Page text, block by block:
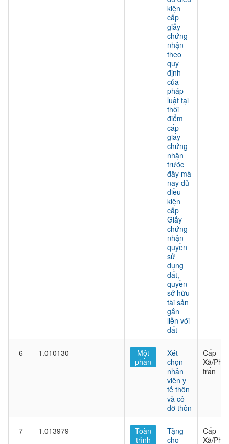
kiện
cấp
giấy
chứng
nhận
theo
quy
định
của
pháp
luật tại
thời
điểm
cấp
giấy
chứng
nhận
trước
đây mà
nay đủ
điều
kiện
cấp
Giấy
chứng
nhận
quyền
sử
dụng
đất,
quyền
sở hữu
tài sản
gắn
liền với
đất
6 1.010130
Một
phần
Xét
chọn
nhân
viên y
tế thôn
và cô
đỡ thôn
Cấp
Xã/
trấn
7 1.013979
Toàn
trình
Tặng
cho
Cấp
Xã/